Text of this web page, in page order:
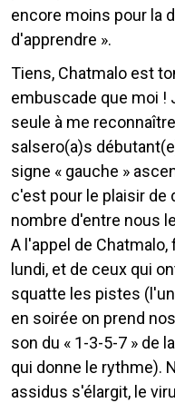
encore moins pour la
d'apprendre ».
Tiens, Chatmalo est
embuscade que moi !
seule à me
salsero(a)s
signe « gauche »
c'est pour le plaisir de
nombre d'entre nous
A l'appel de
lundi, et de ceux qui
squatte les pistes
en soirée on prend
son du « 1-3-5-7 » de
qui donne le rythme).
assidus s'élargit, le